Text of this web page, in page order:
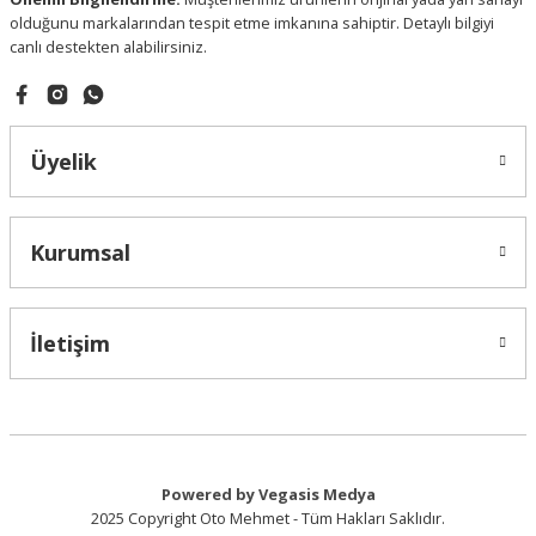
olduğunu markalarından tespit etme imkanına sahiptir. Detaylı bilgiyi
canlı destekten alabilirsiniz.
Üyelik
Kurumsal
İletişim
Powered by Vegasis Medya
2025 Copyright Oto Mehmet - Tüm Hakları Saklıdır.